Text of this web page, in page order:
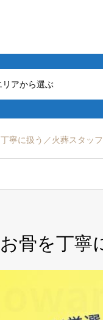
リアから選ぶ
寧に扱う／火葬スタッフ
骨を丁